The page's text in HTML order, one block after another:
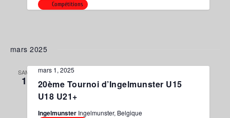
Compétitions
mars 2025
SAM
1
20ème Tournoi d’Ingelmunster U15
U18 U21+
mars 1, 2025
Ingelmunster Ingelmunster, Belgique